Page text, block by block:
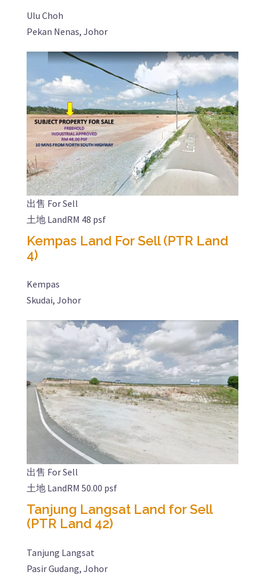
Ulu Choh
Pekan Nenas, Johor
出售 For Sell
土地 LandRM 48 psf
Kempas Land For Sell (PTR Land
4)
Kempas
Skudai, Johor
出售 For Sell
土地 LandRM 50.00 psf
Tanjung Langsat Land for Sell
(PTR Land 42)
Tanjung Langsat
Pasir Gudang, Johor